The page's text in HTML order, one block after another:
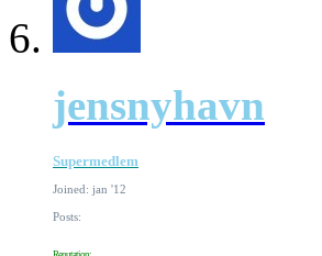
jensnyhavn
Supermedlem
Joined: jan '12
Posts: